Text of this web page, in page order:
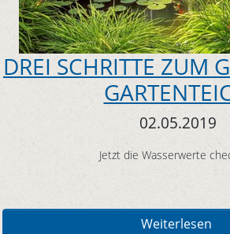
DREI SCHRITTE ZUM
02.05.2019
Jetzt die Wasserwerte
Weiterlesen